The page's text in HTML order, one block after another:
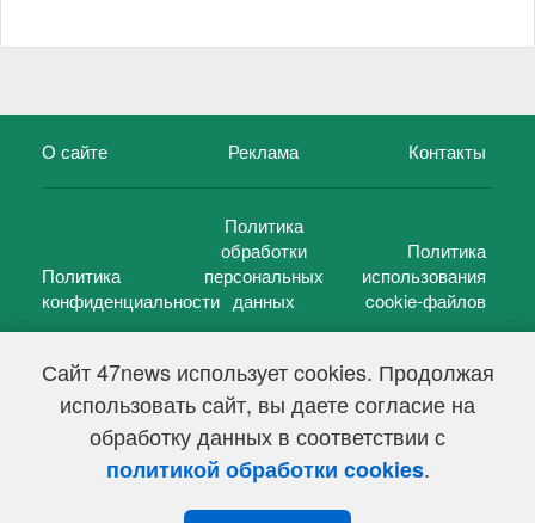
Сайт 47news использует cookies. Продолжая
использовать сайт, вы даете согласие на
обработку данных в соответствии с
политикой обработки cookies.
О сайте Реклама Контакты
Политика
конфиденциальности
Политика
обработки
персональных
данных
Политика
использования
cookie-файлов
47 новостей (47 news)2005 — 2026 г.
Свидетельство о регистрации СМИ Эл № ФС 77-39848, выдано
Федеральной службой по надзору в сфере связи,
информационных технологий и массовых коммуникаций